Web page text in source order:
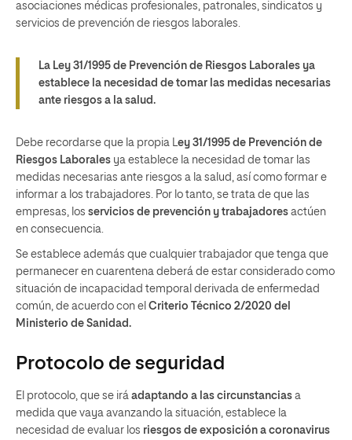
asociaciones médicas profesionales, patronales, sindicatos y
servicios de prevención de riesgos laborales.
La Ley 31/1995 de Prevención de Riesgos Laborales ya
establece la necesidad de tomar las medidas necesarias
ante riesgos a la salud.
Debe recordarse que la propia Ley 31/1995 de Prevención de
Riesgos Laborales ya establece la necesidad de tomar las
medidas necesarias ante riesgos a la salud, así como formar e
informar a los trabajadores. Por lo tanto, se trata de que las
empresas, los servicios de prevención y trabajadores actúen
en consecuencia.
Se establece además que cualquier trabajador que tenga que
permanecer en cuarentena deberá de estar considerado como
situación de incapacidad temporal derivada de enfermedad
común, de acuerdo con el Criterio Técnico 2/2020 del
Ministerio de Sanidad.
Protocolo de seguridad
El protocolo, que se irá adaptando a las circunstancias a
medida que vaya avanzando la situación, establece la
necesidad de evaluar los riesgos de exposición a coronavirus